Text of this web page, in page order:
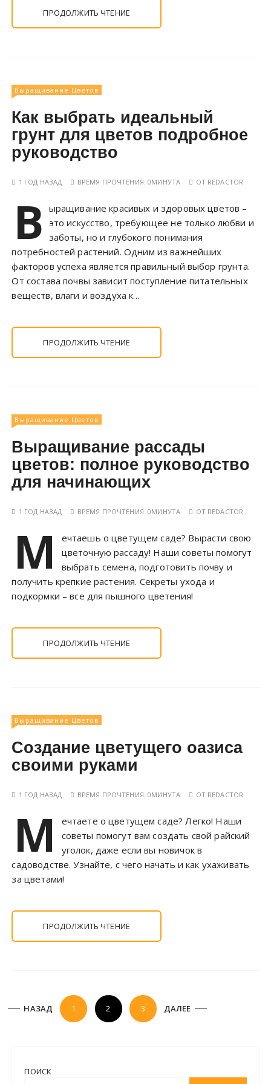
ПРОДОЛЖИТЬ ЧТЕНИЕ
Выращивание Цветов
Как выбрать идеальный
грунт для цветов подробное
руководство
1 ГОД НАЗАД ВРЕМЯ ПРОЧТЕНИЯ:0МИНУТА ОТ REDACTOR
В ыращивание красивых и здоровых цветов –
это искусство, требующее не только любви и
заботы, но и глубокого понимания
потребностей растений. Одним из важнейших
факторов успеха является правильный выбор грунта.
От состава почвы зависит поступление питательных
веществ, влаги и воздуха к…
ПРОДОЛЖИТЬ ЧТЕНИЕ
Выращивание Цветов
Выращивание рассады
цветов: полное руководство
для начинающих
1 ГОД НАЗАД ВРЕМЯ ПРОЧТЕНИЯ:0МИНУТА ОТ REDACTOR
М
ечтаешь о цветущем саде? Вырасти свою
цветочную рассаду! Наши советы помогут
выбрать семена, подготовить почву и
получить крепкие растения. Секреты ухода и
подкормки – все для пышного цветения!
ПРОДОЛЖИТЬ ЧТЕНИЕ
Выращивание Цветов
Создание цветущего оазиса
своими руками
1 ГОД НАЗАД ВРЕМЯ ПРОЧТЕНИЯ:0МИНУТА ОТ REDACTOR
М
ечтаете о цветущем саде? Легко! Наши
советы помогут вам создать свой райский
уголок, даже если вы новичок в
садоводстве. Узнайте, с чего начать и как ухаживать
за цветами!
ПРОДОЛЖИТЬ ЧТЕНИЕ
НАЗАД 1 2 3 ДАЛЕЕ
ПОИСК